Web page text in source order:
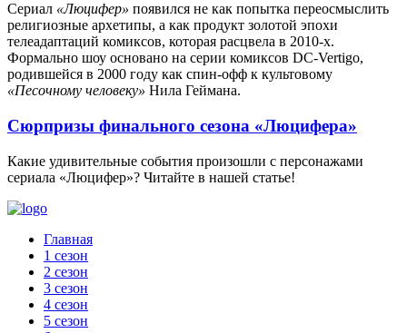
Сериал «Люцифер» появился не как попытка переосмыслить
религиозные архетипы, а как продукт золотой эпохи
телеадаптаций комиксов, которая расцвела в 2010-х.
Формально шоу основано на серии комиксов DC-Vertigo,
родившейся в 2000 году как спин-офф к культовому
«Песочному человеку» Нила Геймана.
Сюрпризы финального сезона «Люцифера»
Какие удивительные события произошли с персонажами
сериала «Люцифер»? Читайте в нашей статье!
Главная
1 сезон
2 сезон
3 сезон
4 сезон
5 сезон